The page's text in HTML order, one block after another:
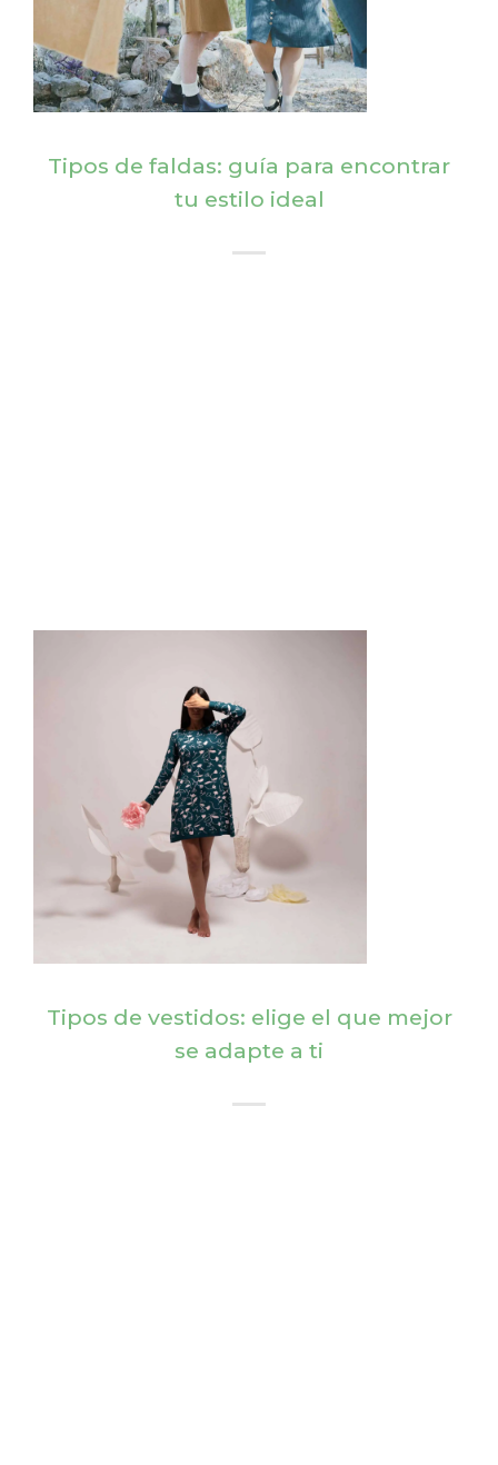
Tipos de faldas: guía para encontrar
tu estilo ideal
Tipos de vestidos: elige el que mejor
se adapte a ti